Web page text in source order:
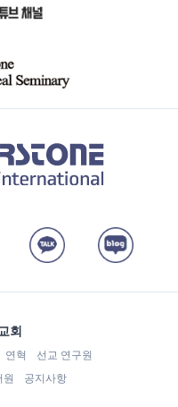
회
연혁
선교 연구원
원 공지사항